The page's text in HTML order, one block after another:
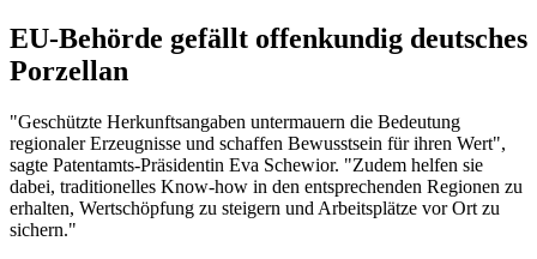
EU-Behörde gefällt offenkundig deutsches
Porzellan
"Geschützte Herkunftsangaben untermauern die Bedeutung
regionaler Erzeugnisse und schaffen Bewusstsein für ihren Wert",
sagte Patentamts-Präsidentin Eva Schewior. "Zudem helfen sie
dabei, traditionelles Know-how in den entsprechenden Regionen zu
erhalten, Wertschöpfung zu steigern und Arbeitsplätze vor Ort zu
sichern."